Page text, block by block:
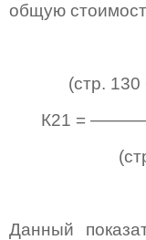
общую
(стр. 130 +
К21 =
(стр.
Данный